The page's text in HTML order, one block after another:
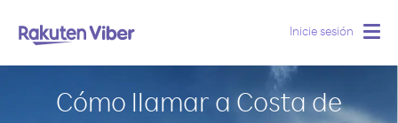
Inicie sesión
Cómo llamar a Costa de